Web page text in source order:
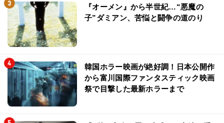
『オーメン』から半世紀…“悪魔の
子”ダミアン、苦悩と闘争の道のり
韓国ホラー映画が絶好調！日本公開作
から富川国際ファンタスティック映画
祭で目撃した最新ホラーまで